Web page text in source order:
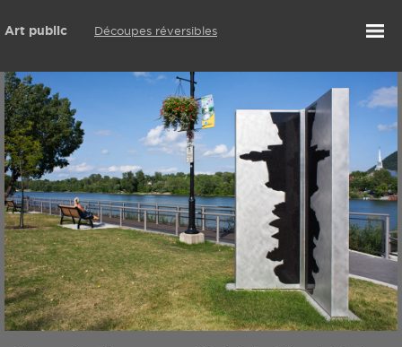
Art public Découpes réversibles